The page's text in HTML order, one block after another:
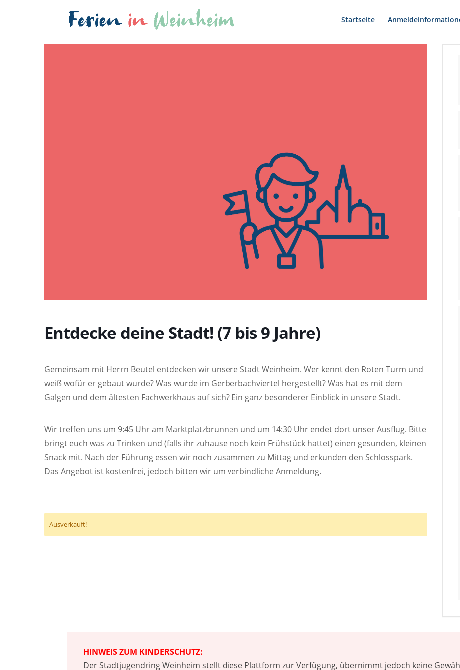
Startseite
Entdecke deine Stadt! (7 bis 9 Jahre)
Gemeinsam mit Herrn Beutel entdecken wir unsere Stadt Weinheim. Wer kennt den Roten Turm und
weiß wofür er gebaut wurde? Was wurde im Gerberbachviertel hergestellt? Was hat es mit dem
Galgen und dem ältesten Fachwerkhaus auf sich? Ein ganz besonderer Einblick in unsere Stadt.
Wir treffen uns um 9:45 Uhr am Marktplatzbrunnen und um 14:30 Uhr endet dort unser Ausflug. Bitte
bringt euch was zu Trinken und (falls ihr zuhause noch kein Frühstück hattet) einen gesunden, kleinen
Snack mit. Nach der Führung essen wir noch zusammen zu Mittag und erkunden den Schlosspark.
Das Angebot ist kostenfrei, jedoch bitten wir um verbindliche Anmeldung.
Ausverkauft!
HINWEIS ZUM KINDERSCHUTZ:
Der Stadtjugendring Weinheim stellt diese Plattform zur Verfügung, übernimmt jedoch keine